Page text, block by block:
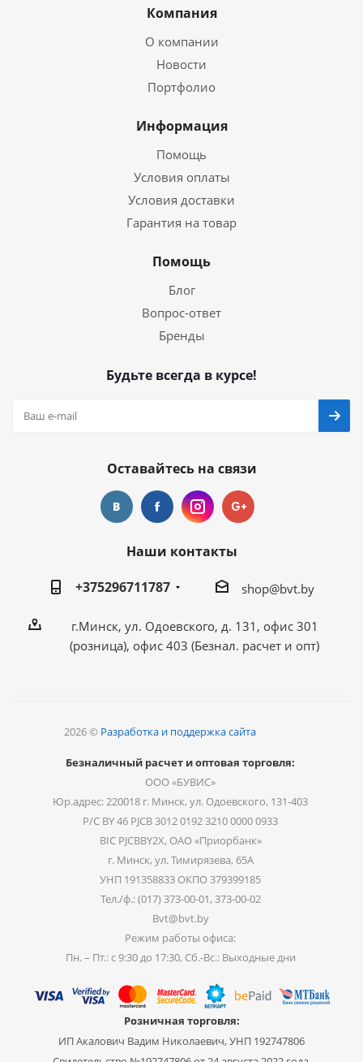
Компания
О компании
Новости
Портфолио
Информация
Помощь
Условия оплаты
Условия доставки
Гарантия на товар
Помощь
Блог
Вопрос-ответ
Бренды
Будьте всегда в курсе!
Оставайтесь на связи
Наши контакты
+375296711787
shop@bvt.by
г.Минск, ул. Одоевского, д. 131, офис 301
(розница), офис 403 (Безнал. расчет и опт)
2026 © Разработка и поддержка сайта
Безналичный расчет и оптовая торговля:
ООО «БУВИС»
Юр.адрес: 220018 г. Минск, ул. Одоевского, 131-403
Р/С BY 46 PJCB 3012 0192 3210 0000 0933
BIC PJCBBY2X, ОАО «Приорбанк»
г. Минск, ул. Тимирязева, 65А
УНП 191358833 ОКПО 379399185
Тел./ф.: (017) 373-00-01, 373-00-02
Bvt@bvt.by
Режим работы офиса:
Пн. – Пт.: с 9:30 до 17:30, Сб.-Вс.: Выходные дни
Розничная торговля:
ИП Акалович Вадим Николаевич, УНП 192747806